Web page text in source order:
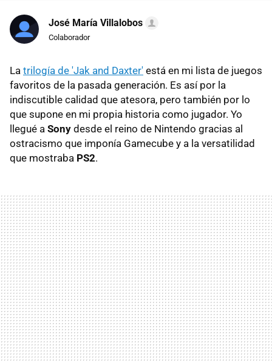
José María Villalobos
Colaborador
La trilogía de 'Jak and Daxter' está en mi lista de juegos
favoritos de la pasada generación. Es así por la
indiscutible calidad que atesora, pero también por lo
que supone en mi propia historia como jugador. Yo
llegué a Sony desde el reino de Nintendo gracias al
ostracismo que imponía Gamecube y a la versatilidad
que mostraba PS2.